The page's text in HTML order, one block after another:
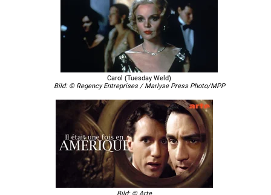
Carol (Tuesday Weld)
Bild: © Regency Entreprises / Marlyse Press Photo/MPP
Bild: © Arte